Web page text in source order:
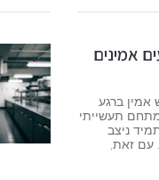
אמינים
אמין ברגע
תעשייתי
ניצב
עם זאת,